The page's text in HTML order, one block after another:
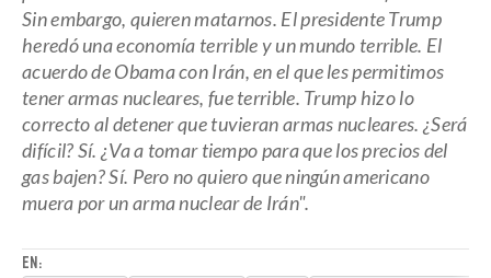
EN:
Sin embargo, quieren matarnos. El presidente Trump
heredó una economía terrible y un mundo terrible. El
acuerdo de Obama con Irán, en el que les permitimos
tener armas nucleares, fue terrible. Trump hizo lo
correcto al detener que tuvieran armas nucleares. ¿Será
difícil? Sí. ¿Va a tomar tiempo para que los precios del
gas bajen? Sí. Pero no quiero que ningún americano
muera por un arma nuclear de Irán".